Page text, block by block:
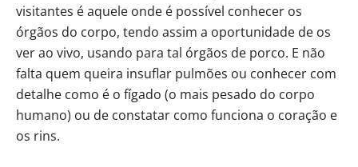
visitantes é aquele onde é possível conhecer os
órgãos do corpo, tendo assim a oportunidade de os
ver ao vivo, usando para tal órgãos de porco. E não
falta quem queira insuflar pulmões ou conhecer com
detalhe como é o fígado (o mais pesado do corpo
humano) ou de constatar como funciona o coração e
os rins.